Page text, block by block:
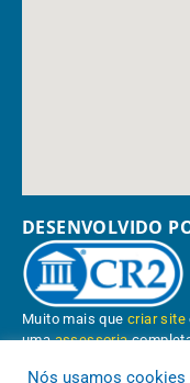
DESENVOLVIDO
Muito mais quecriar site
umaassessoria
Nós usamos cookies